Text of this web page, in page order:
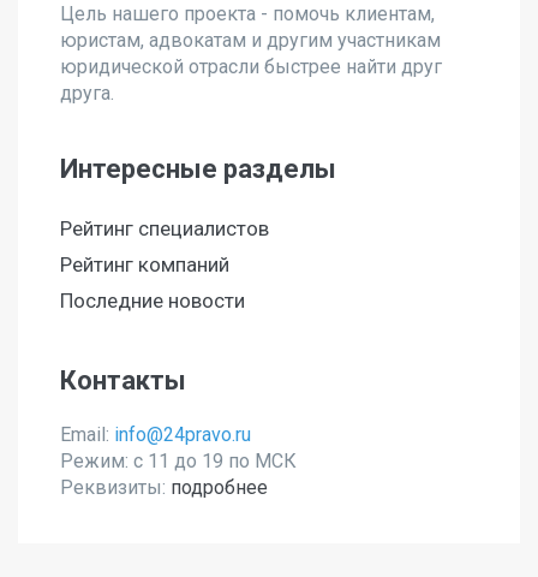
Цель нашего проекта - помочь клиентам,
юристам, адвокатам и другим участникам
юридической отрасли быстрее найти друг
друга.
Интересные разделы
Рейтинг специалистов
Рейтинг компаний
Последние новости
Контакты
Email: info@24pravo.ru
Режим: с 11 до 19 по МСК
Реквизиты: подробнее